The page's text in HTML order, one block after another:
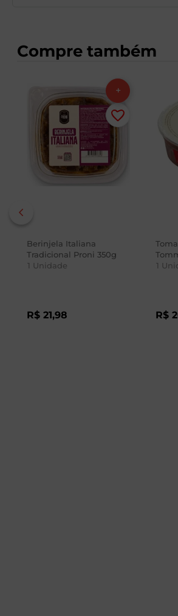
Compre também
Berinjela Italiana
Tradicional Proni 350g
1 Unidade
R$ 21,98
1
R$